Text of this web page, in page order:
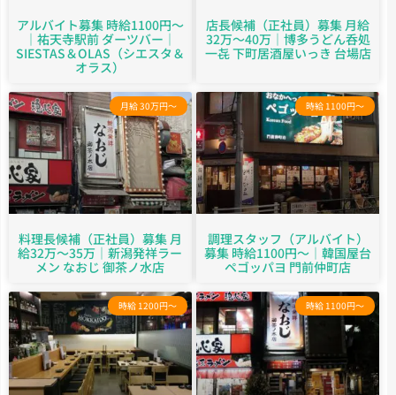
アルバイト募集 時給1100円～
｜祐天寺駅前 ダーツバー｜
SIESTAS＆OLAS（シエスタ＆
オラス）
店長候補（正社員）募集 月給
32万～40万｜博多うどん呑処
一㐂 下町居酒屋いっき 台場店
月給 30万円～
料理長候補（正社員）募集 月
給32万～35万｜新潟発祥ラー
メン なおじ 御茶ノ水店
時給 1100円～
調理スタッフ（アルバイト）
募集 時給1100円～｜韓国屋台
ペゴッパヨ 門前仲町店
時給 1200円～ 時給 1100円～